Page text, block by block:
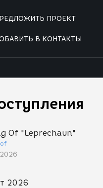
ПРОЕКТ
В КОНТАКТЫ
Of "Leprechaun"
2026